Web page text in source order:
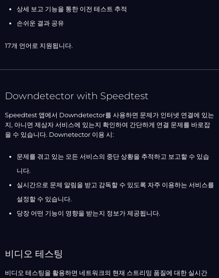
상세 보고 기능을 통한 이전 테스트 추적
손쉬운 결과 공유
17개 언어로 지원됩니다.
Downdetector with Speedtest
Speedtest 앱에서 Downdetector를 사용하면 문제가 인터넷 연결에 있는
지, 아니면 제삼자 서비스에 있는지 확인하여 간단하게 연결 문제를 바로잡
을 수 있습니다. Downetector 이용 시:
문제를 겪고 있는 모든 서비스의 중단 상황을 추적하고 보고할 수 있습
니다.
실시간으로 문제 알림을 받고 감독할 수 있도록 자주 이용하는 서비스를
설정할 수 있습니다.
당장 어떤 기능이 영향을 받는지 정보가 제공됩니다.
비디오 테스팅
비디오 테스팅을 활용하면 네트워크의 현재 스트리밍 품질에 대한 실시간